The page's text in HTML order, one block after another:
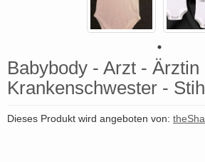
Babybody - Arzt - Ärztin
Krankenschwester -
Dieses Produkt wird angeboten von: